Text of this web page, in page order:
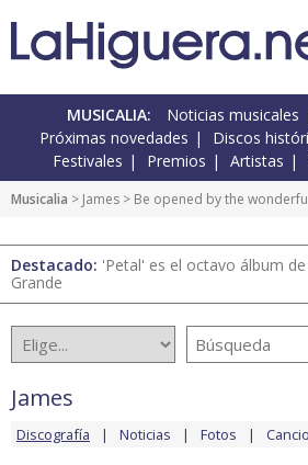
MUSICALIA: Noticias musicales
Próximas novedades
Discos
Festivales
Premios Artistas
Musicalia > James > Be opened by the
Destacado: 'Petal' es el octavo álbum
Grande
James
Discografía Noticias Fotos